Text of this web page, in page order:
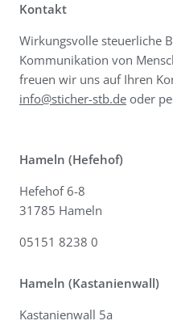
Kontakt
Wirkungsvolle steuerliche
Kommunikation von
freuen wir uns auf Ihren
info@sticher-stb.de oder
Hameln (Hefehof)
Hefehof 6-8
31785 Hameln
05151 8238 0
Hameln (Kastanienwall)
Kastanienwall 5a